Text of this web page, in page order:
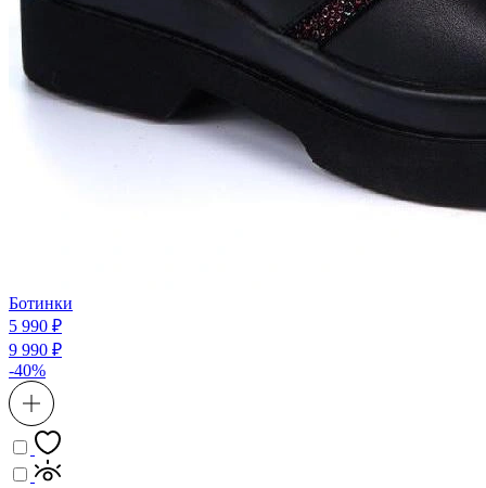
Ботинки
5 990 ₽
9 990 ₽
-40%